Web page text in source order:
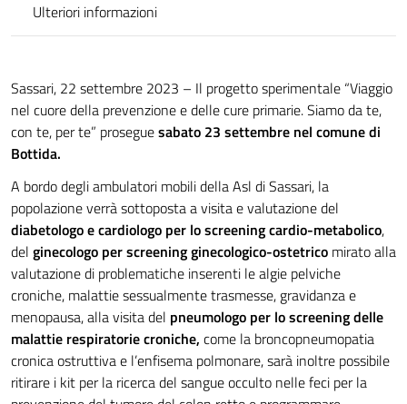
Ulteriori informazioni
Sassari, 22 settembre 2023 – Il progetto sperimentale “Viaggio
nel cuore della prevenzione e delle cure primarie. Siamo da te,
con te, per te” proseguesabato 23 settembre nel comune di
Bottida.
A bordo degli ambulatori mobili della Asl di Sassari, la
popolazione verrà sottoposta a visita e valutazione del
diabetologo e cardiologo per lo screening cardio-metabolico,
del ginecologo per screening ginecologico-ostetrico mirato alla
valutazione di problematiche inserenti le algie pelviche
croniche, malattie sessualmente trasmesse, gravidanza e
menopausa, alla visita del pneumologo per lo screening delle
malattie respiratorie croniche, come la broncopneumopatia
cronica ostruttiva e l’enfisema polmonare, sarà inoltre possibile
ritirare i kit per la ricerca del sangue occulto nelle feci per la